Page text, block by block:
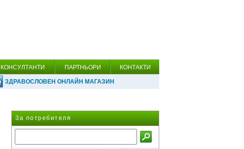
КОНСУЛТАНТИ ПАРТНЬОРИ КОНТАКТИ
ЗДРАВОСЛОВЕН ОНЛАЙН МАГАЗИН
За потребителя